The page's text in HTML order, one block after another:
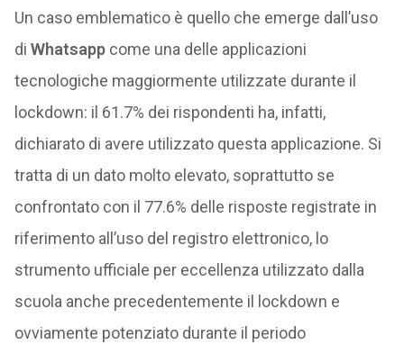
Un caso emblematico è quello che emerge dall’uso
di Whatsappcome una delle applicazioni
tecnologiche maggiormente utilizzate durante il
lockdown: il 61.7% dei rispondenti ha, infatti,
dichiarato di avere utilizzato questa applicazione. Si
tratta di un dato molto elevato, soprattutto se
confrontato con il 77.6% delle risposte registrate in
riferimento all’uso del registro elettronico, lo
strumento ufficiale per eccellenza utilizzato dalla
scuola anche precedentemente il lockdown e
ovviamente potenziato durante il periodo